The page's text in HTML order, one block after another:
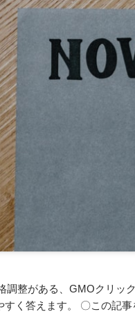
調整がある、GMOクリッ
すく答えます。 〇この記